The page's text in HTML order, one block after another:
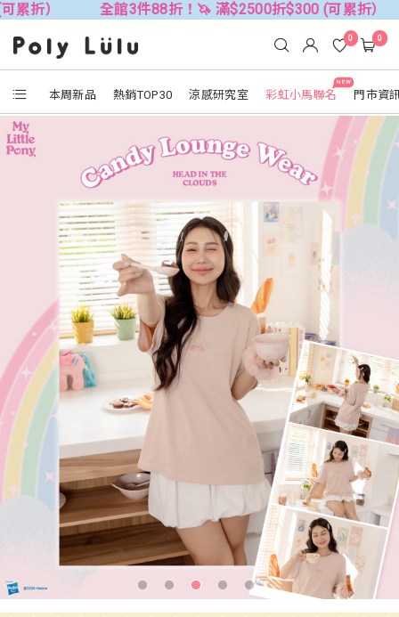
全館3件88折！🦄 滿$2500折$300 (可累折） 全館3
本周新品 熱銷TOP30 涼感研究室
NEW
彩虹小馬聯名 門市資
0 0